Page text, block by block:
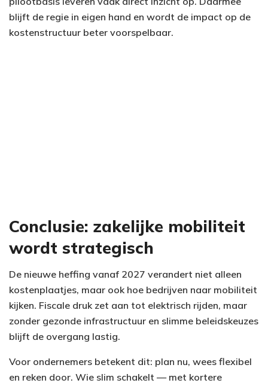
blijft de regie in eigen hand en wordt de impact op de
kostenstructuur beter voorspelbaar.
Conclusie: zakelijke mobiliteit
wordt strategisch
De nieuwe heffing vanaf 2027 verandert niet alleen
kostenplaatjes, maar ook hoe bedrijven naar mobiliteit
kijken. Fiscale druk zet aan tot elektrisch rijden, maar
zonder gezonde infrastructuur en slimme beleidskeuzes
blijft de overgang lastig.
Voor ondernemers betekent dit: plan nu, wees flexibel
en reken door. Wie slim schakelt — met kortere